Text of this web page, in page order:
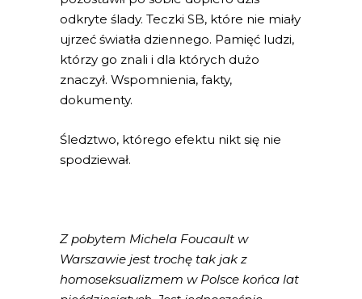
odkryte ślady. Teczki SB, które nie miały
ujrzeć światła dziennego. Pamięć ludzi,
którzy go znali i dla których dużo
znaczył. Wspomnienia, fakty,
dokumenty.
Śledztwo, którego efektu nikt się nie
spodziewał.
Z pobytem Michela Foucault w
Warszawie jest trochę tak jak z
homoseksualizmem w Polsce końca lat